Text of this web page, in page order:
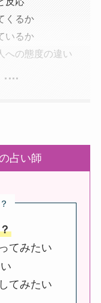
くるか
いるか
への態度の違い
占い師
てみたい
てみたい